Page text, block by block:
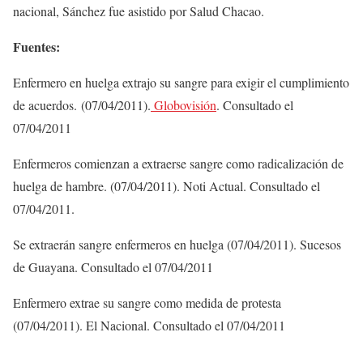
nacional, Sánchez fue asistido por Salud Chacao.
Fuentes:
Enfermero en huelga extrajo su sangre para exigir el cumplimiento
de acuerdos. (07/04/2011). Globovisión. Consultado el
07/04/2011
Enfermeros comienzan a extraerse sangre como radicalización de
huelga de hambre. (07/04/2011). Noti Actual. Consultado el
07/04/2011.
Se extraerán sangre enfermeros en huelga (07/04/2011). Sucesos
de Guayana. Consultado el 07/04/2011
Enfermero extrae su sangre como medida de protesta
(07/04/2011). El Nacional. Consultado el 07/04/2011